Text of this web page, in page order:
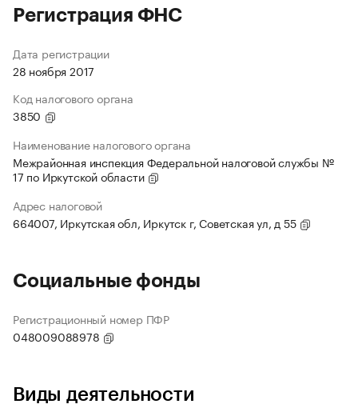
Регистрация ФНС
Дата регистрации
28 ноября 2017
Код налогового органа
3850
Наименование налогового органа
Межрайонная инспекция Федеральной налоговой службы №
17 по Иркутской области
Адрес налоговой
664007, Иркутская обл, Иркутск г, Советская ул, д 55
Социальные фонды
Регистрационный номер ПФР
048009088978
Виды деятельности